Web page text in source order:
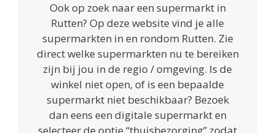
Ook op zoek naar een supermarkt in
Rutten? Op deze website vind je alle
supermarkten in en rondom Rutten. Zie
direct welke supermarkten nu te bereiken
zijn bij jou in de regio / omgeving. Is de
winkel niet open, of is een bepaalde
supermarkt niet beschikbaar? Bezoek
dan eens een digitale supermarkt en